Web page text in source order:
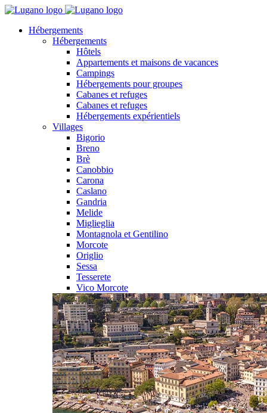
Hébergements
Hébergements
Hôtels
Appartements et maisons de vacances
Campings
Hébergements pour groupes
Cabanes et refuges
Cabanes et refuges
Hébergements expérientiels
Villages
Bigorio
Breno
Brè
Canobbio
Carona
Caslano
Gandria
Melide
Miglieglia
Montagnola et Gentilino
Morcote
Origlio
Sessa
Tesserete
Vico Morcote